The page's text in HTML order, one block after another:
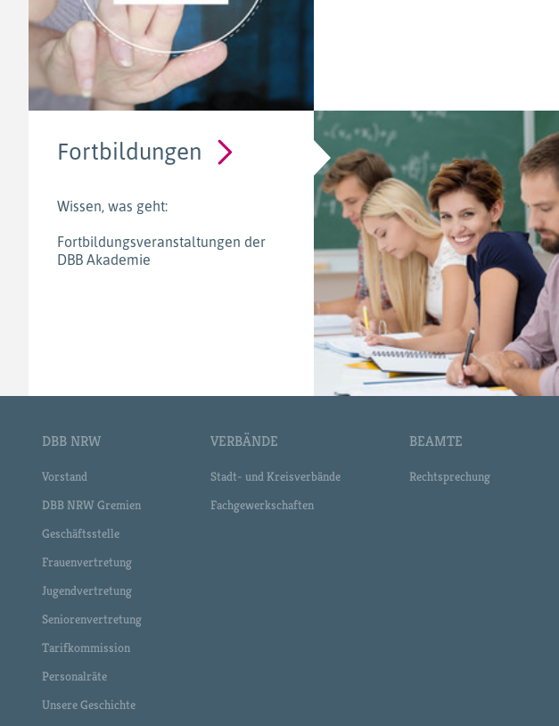
Fortbildungen
Wissen, was geht:
Fortbildungsveranstaltungen der
DBB Akademie
DBB NRW
Vorstand
DBB NRW Gremien
Geschäftsstelle
Frauenvertretung
Jugendvertretung
Seniorenvertretung
Tarifkommission
Personalräte
Unsere Geschichte
VERBÄNDE
Stadt- und Kreisverbände
Fachgewerkschaften
BEAMTE
Rechtsprechung